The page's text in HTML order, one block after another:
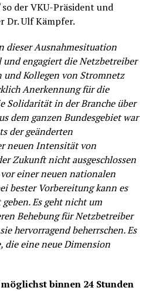
so der VKU-Präsident und
Dr. Ulf Kämpfer.
dieser Ausnahmesituation
engagiert die Netzbetreiber
Kollegen von Stromnetz
Anerkennung für die
Solidarität in der Branche über
dem ganzen Bundesgebiet war
der geänderten
neuen Intensität von
Zukunft nicht ausgeschlossen
einer neuen nationalen
bester Vorbereitung kann es
Es geht nicht um
Behebung für Netzbetreiber
hervorragend beherrschen. Es
die eine neue Dimension
binnen 24 Stunden